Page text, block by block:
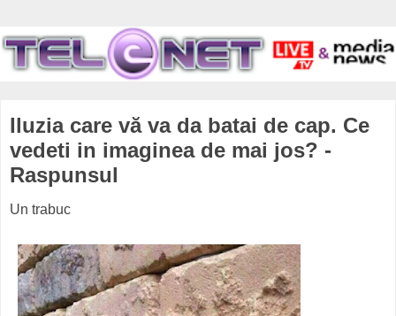
Iluzia care vă va da batai de cap. Ce
vedeti in imaginea de mai jos? -
Raspunsul
Un trabuc